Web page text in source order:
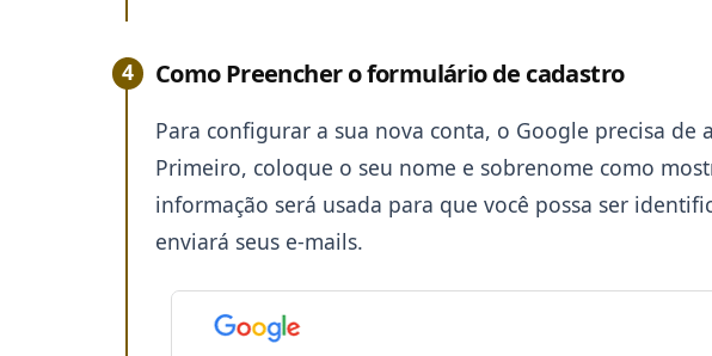
Como Preencher o formulário de cadastro
Para configurar a sua nova conta, o Google precisa de
Primeiro, coloque o seu nome e sobrenome como
informação será usada para que você possa ser
enviará seus e-mails.